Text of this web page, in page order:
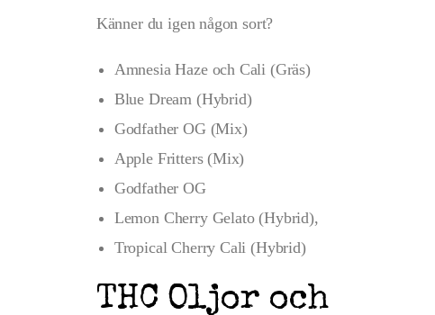
Känner du igen någon sort?
Amnesia Haze och Cali (Gräs)
Blue Dream (Hybrid)
Godfather OG (Mix)
Apple Fritters (Mix)
Godfather OG
Lemon Cherry Gelato (Hybrid),
Tropical Cherry Cali (Hybrid)
THC Oljor och